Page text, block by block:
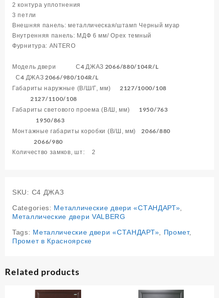
2 контура уплотнения
3 петли
Внешняя панель: металлическая/штамп Черный муар
Внутренняя панель: МДФ 6 мм/ Орех темный
Фурнитура: ANTERO
Модель двериС4 ДЖАЗ 2066/880/104R/L
С4 ДЖАЗ 2066/980/104R/L
Габариты наружные (В/Ш/Г, мм) 2127/1000/108
2127/1100/108
Габариты светового проема (В/Ш, мм) 1950/763
1950/863
Монтажные габариты коробки (В/Ш, мм)2066/880
2066/980
Количество замков, шт: 2
SKU: С4 ДЖАЗ
Categories: Металлические двери «СТАНДАРТ»,
Металлические двери VALBERG
Tags: Металлические двери «СТАНДАРТ», Промет,
Промет в Красноярске
Related products